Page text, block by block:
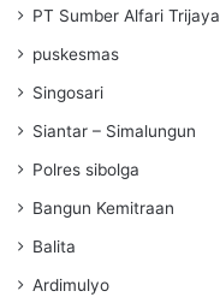
PT Sumber Alfari Trijaya
puskesmas
Singosari
Siantar – Simalungun
Polres sibolga
Bangun Kemitraan
Balita
Ardimulyo